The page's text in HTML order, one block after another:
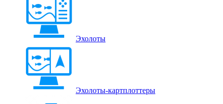
Эхолоты
Эхолоты-картплоттеры